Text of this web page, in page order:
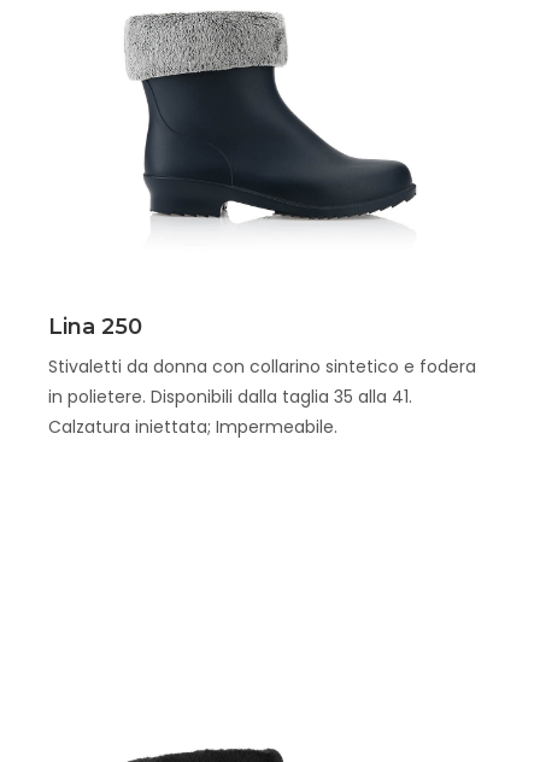
Scopri
Lina 250
Stivaletti da donna con collarino sintetico e fodera
in polietere. Disponibili dalla taglia 35 alla 41.
Calzatura iniettata; Impermeabile.